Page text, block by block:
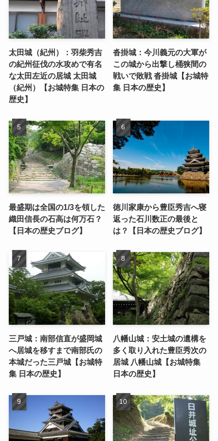
太田城（紀州）：羽柴秀吉
の紀州征伐の水攻めで有名
な太田左近の居城 太田城
（紀州）【お城特集 日本の
歴史】
沓掛城：今川義元の大軍が
この城から出撃し桶狭間の
戦いで敗戦 沓掛城【お城特
集 日本の歴史】
最盛期は全国の1/3を領した
織田信長の石高は何万石？
【日本の歴史ブログ】
徳川家康から豊臣秀吉へ寝
返った石川数正の最後と
は？【日本の歴史ブログ】
三戸城：南部信直が盛岡城
へ居城を移すまで南部氏の
本城だった三戸城【お城特
集 日本の歴史】
八幡山城：安土城の遺構を
多く取り入れた豊臣秀次の
居城 八幡山城【お城特集
日本の歴史】